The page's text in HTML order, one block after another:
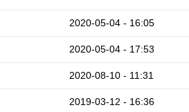
2020-05-04 - 16:05
2020-05-04 - 17:53
2020-08-10 - 11:31
2019-03-12 - 16:36